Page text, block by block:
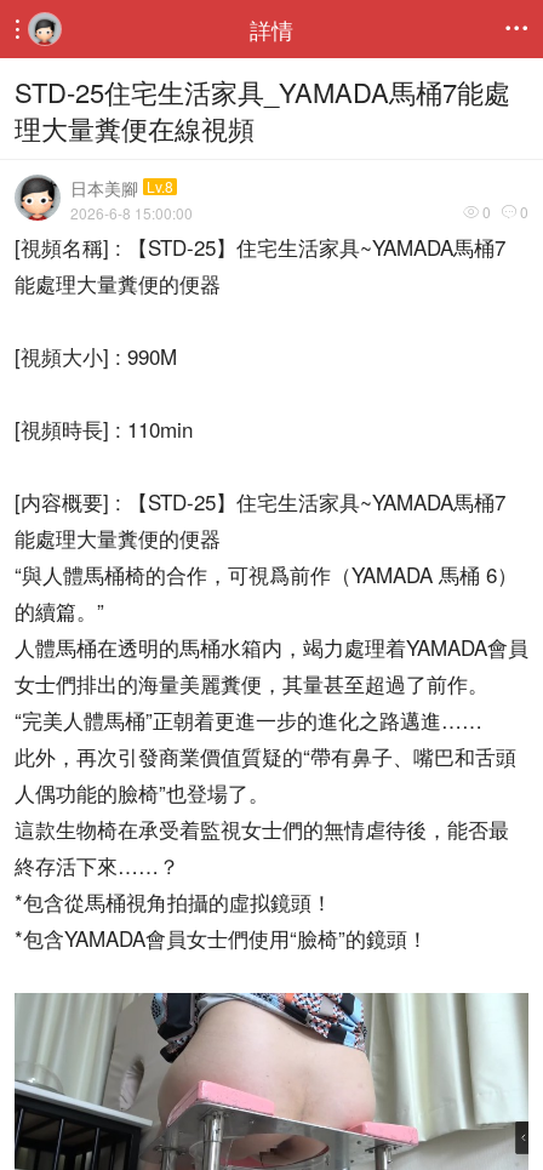
 詳情 
STD-25住宅生活家具_YAMADA馬桶7能處
理大量糞便在線視頻
日本美腳 Lv.8
 0  0
2026-6-8 15:00:00
[視頻名稱] : 【STD-25】住宅生活家具~YAMADA馬桶7
能處理大量糞便的便器
[視頻大小] : 990M
[視頻時長] : 110min
[内容概要] : 【STD-25】住宅生活家具~YAMADA馬桶7
能處理大量糞便的便器
“與人體馬桶椅的合作，可視爲前作（YAMADA 馬桶 6）
的續篇。”
人體馬桶在透明的馬桶水箱内，竭力處理着YAMADA會員
女士們排出的海量美麗糞便，其量甚至超過了前作。
“完美人體馬桶”正朝着更進一步的進化之路邁進……
此外，再次引發商業價值質疑的“帶有鼻子、嘴巴和舌頭
人偶功能的臉椅”也登場了。
這款生物椅在承受着監視女士們的無情虐待後，能否最
終存活下來……？
*包含從馬桶視角拍攝的虛拟鏡頭！
*包含YAMADA會員女士們使用“臉椅”的鏡頭！